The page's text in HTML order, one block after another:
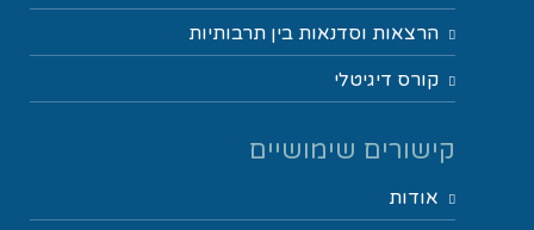
הרצאות וסדנאות בין תרבותיות
קורס דיגיטלי
קישורים שימושיים
אודות